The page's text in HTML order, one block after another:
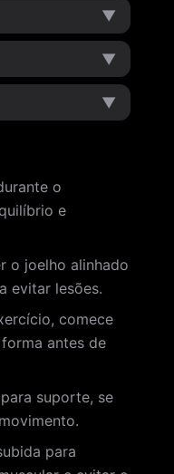
▼
▼
▼
o
e
o joelho alinhado
evitar lesões.
comece
antes de
suporte, se
para